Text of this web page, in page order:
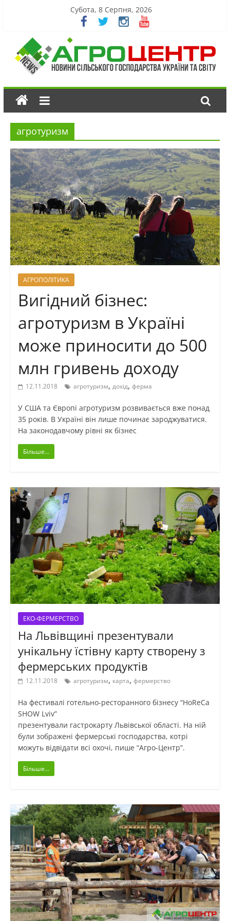
Субота, 8 Серпня, 2026
агротуризм
АГРОПОЛІТИКА
Вигідний бізнес:
агротуризм в Україні
може приносити до 500
млн гривень доходу
12.11.2018 агротуризм, дохід, ферма
У США та Європі агротуризм розвивається вже понад
35 років. В Україні він лише починає зароджуватися.
На законодавчому рівні як бізнес
Більше...
ЕКО-ФЕРМЕРСТВО
На Львівщині презентували
унікальну їстівну карту створену з
фермерських продуктів
12.11.2018 агротуризм, карта, фермерство
На фестивалі готельно-ресторанного бізнесу “HoReCa
SHOW Lviv”
презентували гастрокарту Львівської області. На ній
були зображені фермерські господарства, котрі
можуть відвідати всі охочі, пише “Агро-Центр”.
Більше...